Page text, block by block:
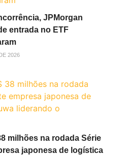
JPMorgan
entrada no ETF
2026
milhões na rodada Série
japonesa de logística